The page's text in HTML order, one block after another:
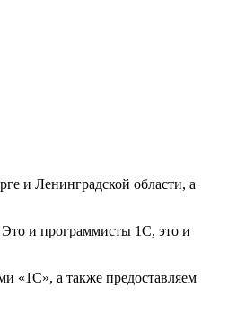
и Ленинградской области, а
и программисты 1С, это и
«1С», а также предоставляем